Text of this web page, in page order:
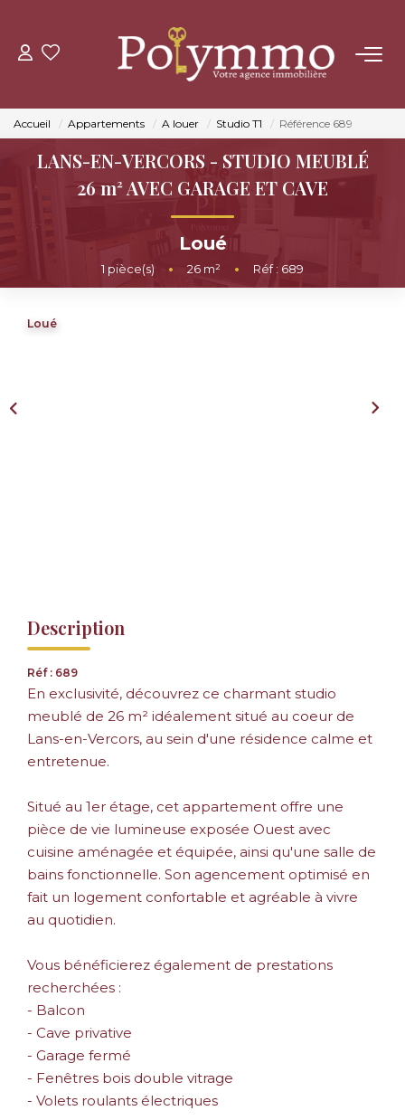
LOUER
ESTIMER
NOS AGENCES
Accueil Appartements A louer Studio T1 Référence 689
LANS-EN-VERCORS - STUDIO MEUBLÉ
26 m² AVEC GARAGE ET CAVE
Loué
1 pièce(s) • 26 m² • Réf : 689
Loué
Description
Réf : 689
En exclusivité, découvrez ce charmant studio
meublé de 26 m² idéalement situé au coeur de
Lans-en-Vercors, au sein d'une résidence calme et
entretenue.
Situé au 1er étage, cet appartement offre une
pièce de vie lumineuse exposée Ouest avec
cuisine aménagée et équipée, ainsi qu'une salle de
bains fonctionnelle. Son agencement optimisé en
fait un logement confortable et agréable à vivre
au quotidien.
Vous bénéficierez également de prestations
recherchées :
- Balcon
- Cave privative
- Garage fermé
- Fenêtres bois double vitrage
- Volets roulants électriques